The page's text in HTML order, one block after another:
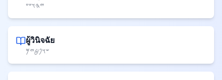
𐤉𐤄𐤅𐤔𐤏
ผู้วินิจฉัย
𐤔𐤅𐤐𐤈𐤉𐤌